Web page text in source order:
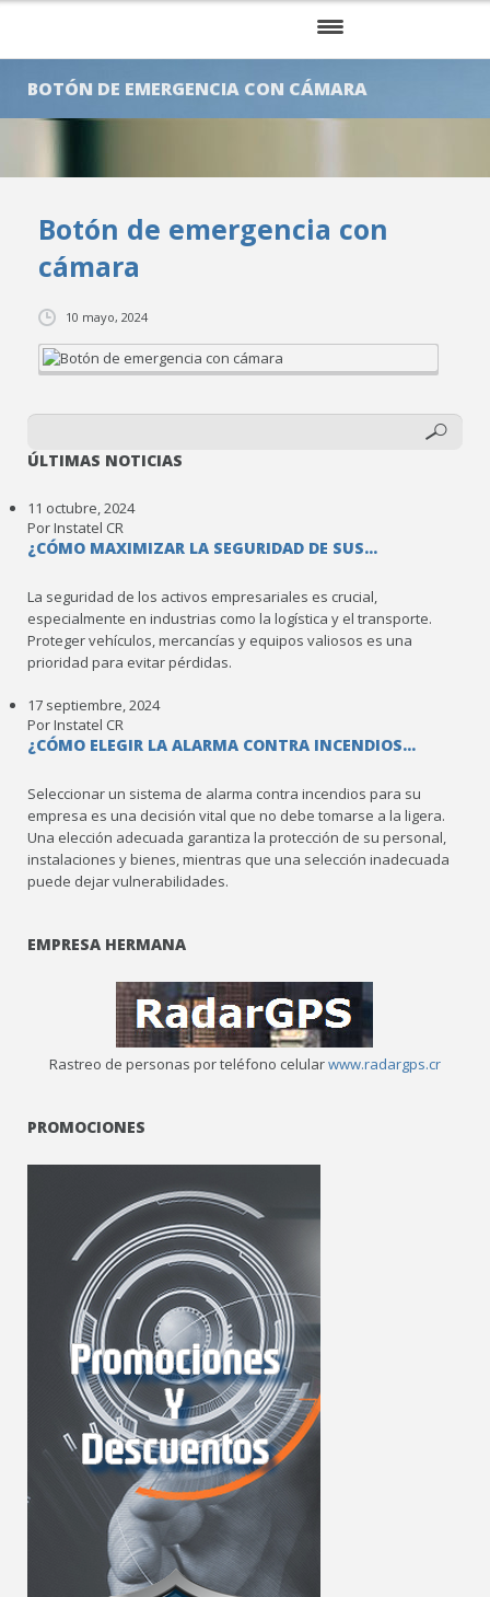
INICIO
SERVICIOS
CLIENTES
BLOG
CONTÁCTENOS
BOTÓN DE EMERGENCIA CON CÁMARA
Botón de emergencia con
cámara
10 mayo, 2024
ÚLTIMAS NOTICIAS
11 octubre, 2024
Por Instatel CR
¿CÓMO MAXIMIZAR LA SEGURIDAD DE SUS...
La seguridad de los activos empresariales es crucial,
especialmente en industrias como la logística y el transporte.
Proteger vehículos, mercancías y equipos valiosos es una
prioridad para evitar pérdidas.
17 septiembre, 2024
Por Instatel CR
¿CÓMO ELEGIR LA ALARMA CONTRA INCENDIOS...
Seleccionar un sistema de alarma contra incendios para su
empresa es una decisión vital que no debe tomarse a la ligera.
Una elección adecuada garantiza la protección de su personal,
instalaciones y bienes, mientras que una selección inadecuada
puede dejar vulnerabilidades.
EMPRESA HERMANA
Rastreo de personas por teléfono celularwww.radargps.cr
PROMOCIONES